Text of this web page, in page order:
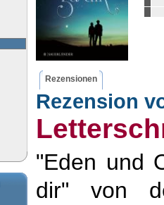
Rezensionen
Rezension
"Eden und
dir" von